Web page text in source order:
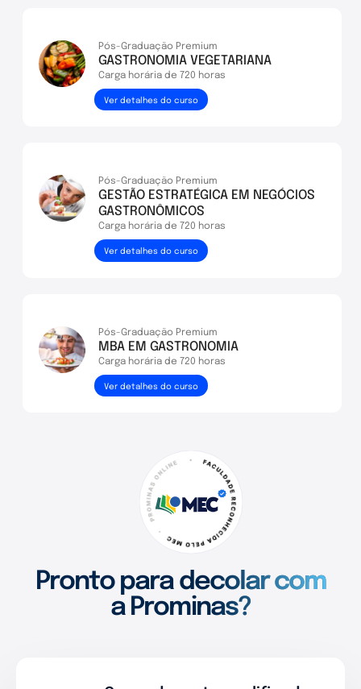
Ver detalhes do curso
Pós-Graduação Premium
GASTRONOMIA VEGETARIANA
Carga horária de 720 horas
Pós-Graduação Premium
GESTÃO ESTRATÉGICA EM NEGÓCIOS
GASTRONÔMICOS
Carga horária de 720 horas
Ver detalhes do curso
Pós-Graduação Premium
MBA EM GASTRONOMIA
Carga horária de 720 horas
Pronto para decolar com
a Prominas?